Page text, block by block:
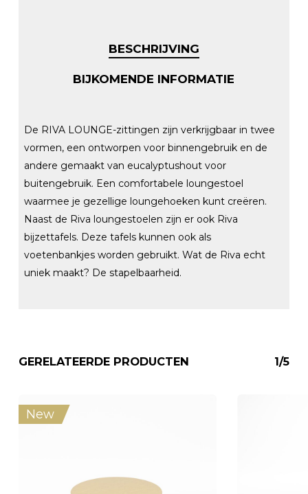
BESCHRIJVING
BIJKOMENDE INFORMATIE
De RIVA LOUNGE-zittingen zijn verkrijgbaar in twee
vormen, een ontworpen voor binnengebruik en de
andere gemaakt van eucalyptushout voor
buitengebruik. Een comfortabele loungestoel
waarmee je gezellige loungehoeken kunt creëren.
Naast de Riva loungestoelen zijn er ook Riva
bijzettafels. Deze tafels kunnen ook als
voetenbankjes worden gebruikt. Wat de Riva echt
uniek maakt? De stapelbaarheid.
GERELATEERDE PRODUCTEN 1/5
New